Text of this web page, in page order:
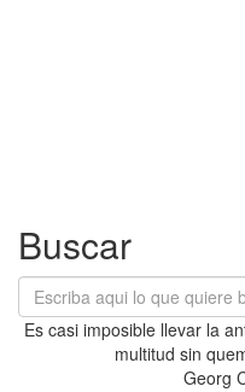
Buscar
Es casi imposible llevar la
multitud sin
Georg